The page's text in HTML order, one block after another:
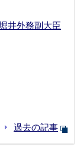
井外務副大臣
過去の記事